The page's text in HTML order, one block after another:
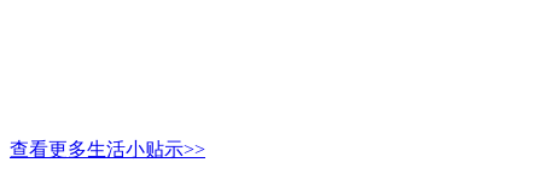
查看更多生活小贴示>>